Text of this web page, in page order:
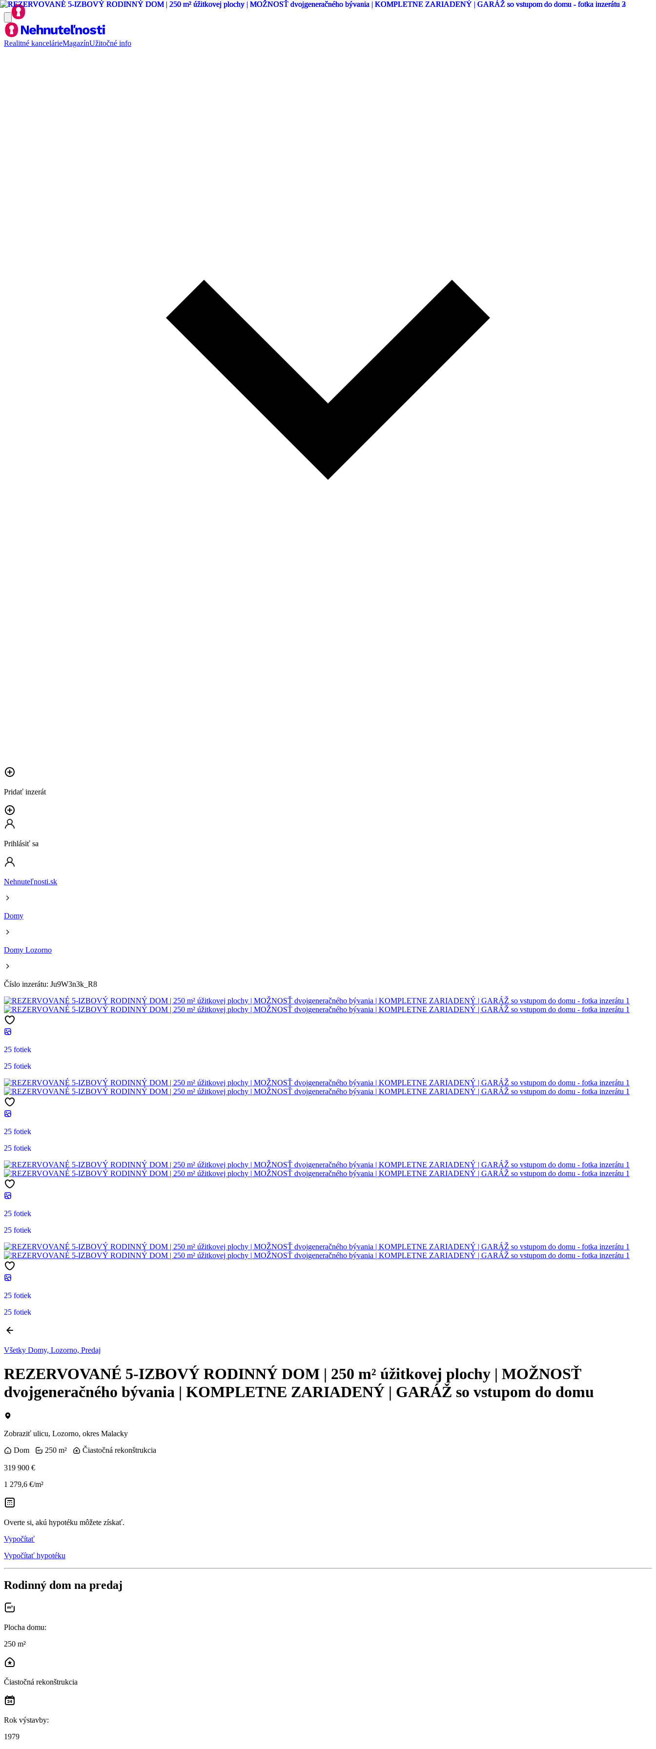
Realitné kancelárieMagazínUžitočné info
Pridať inzerát
Prihlásiť sa
Nehnuteľnosti.sk
Domy
Domy Lozorno
Číslo inzerátu: Ju9W3n3k_R8
25 fotiek
25 fotiek
25 fotiek
25 fotiek
25 fotiek
25 fotiek
25 fotiek
25 fotiek
Všetky Domy, Lozorno, Predaj
REZERVOVANÉ 5-IZBOVÝ RODINNÝ DOM | 250 m² úžitkovej plochy | MOŽNOSŤ
dvojgeneračného bývania | KOMPLETNE ZARIADENÝ | GARÁŽ so vstupom do domu
Zobraziť ulicu, Lozorno, okres Malacky
Dom
250 m² Čiastočná rekonštrukcia
319 900 €
1 279,6 €/m²
Overte si, akú hypotéku môžete získať.
Vypočítať
Vypočítať hypotéku
Rodinný dom na predaj
Plocha domu:
250 m²
Čiastočná rekonštrukcia
Rok výstavby:
1979